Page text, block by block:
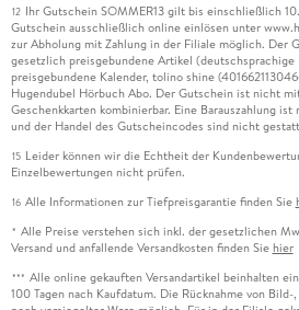
12 Ihr Gutschein SOMMER13 gilt bis einschließlich
Gutschein ausschließlich online einlösen unter
zur Abholung mit Zahlung in der Filiale möglich. Der
gesetzlich preisgebundene Artikel
preisgebundene Kalender, tolino shine
Hugendubel Hörbuch Abo. Der Gutschein ist nicht
Geschenkkarten kombinierbar. Eine Barauszahlung
und der Handel des Gutscheincodes sind nicht
15 Leider können wir die Echtheit der
Einzelbewertungen nicht prüfen.
16 Alle Informationen zur Tiefpreisgarantie finden Sie
* Alle Preise verstehen sich inkl. der gesetzlichen
Versand und anfallende Versandkosten finden Sie hier
*** Alle online gekauften Versandartikel beinhalten
100 Tagen nach Kaufdatum. Die Rücknahme von